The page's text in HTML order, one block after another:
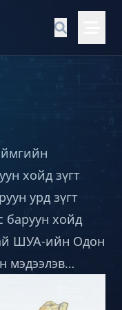
хойд зүгт
урд зүгт
баруун хойд
ШУА-ийн Одон
мэдээлэв…